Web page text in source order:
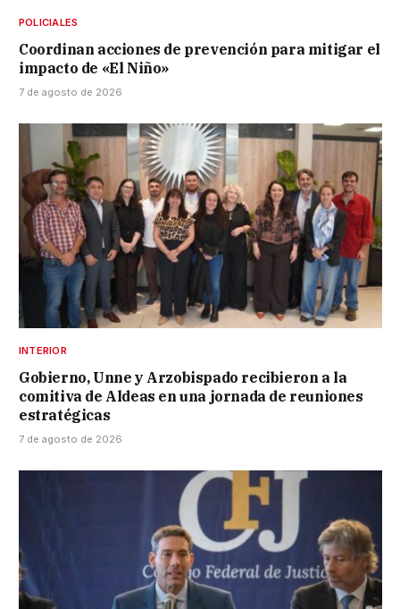
POLICIALES
Coordinan acciones de prevención para mitigar el
impacto de «El Niño»
7 de agosto de 2026
INTERIOR
Gobierno, Unne y Arzobispado recibieron a la
comitiva de Aldeas en una jornada de reuniones
estratégicas
7 de agosto de 2026